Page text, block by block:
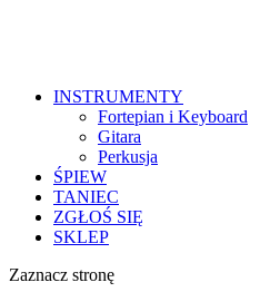
INSTRUMENTY
Fortepian i Keyboard
Gitara
Perkusja
ŚPIEW
TANIEC
ZGŁOŚ SIĘ
SKLEP
Zaznacz stronę